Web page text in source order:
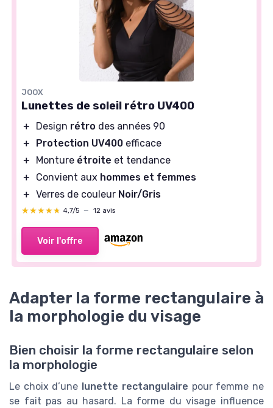
JOOX
Lunettes de soleil rétro UV400
＋ Design rétro des années 90
＋
Protection UV400 efficace
＋
Monture étroite et tendance
＋
Convient aux hommes et femmes
＋ Verres de couleur Noir/Gris
★★★★★
★★★★★ 4,7/5 — 12 avis
Voir l'offre
Adapter la forme rectangulaire à
la morphologie du visage
Bien choisir la forme rectangulaire selon
la morphologie
Le choix d’une lunette rectangulaire pour femme ne
se fait pas au hasard. La forme du visage influence